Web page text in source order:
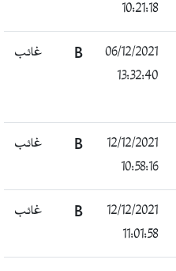
10:21:18
06/12/2021
13:32:40
B غائب
12/12/2021
10:58:16
B غائب
12/12/2021
11:01:58
B غائب